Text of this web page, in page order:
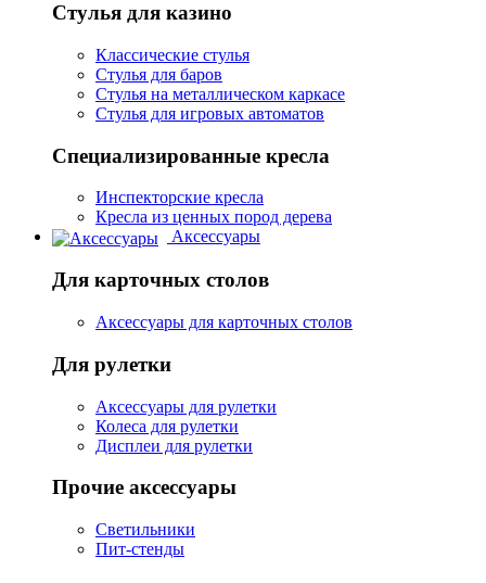
Стулья для казино
Классические стулья
Стулья для баров
Стулья на металлическом каркасе
Стулья для игровых автоматов
Специализированные кресла
Инспекторские кресла
Кресла из ценных пород дерева
Аксессуары
Для карточных столов
Аксессуары для карточных столов
Для рулетки
Аксессуары для рулетки
Колеса для рулетки
Дисплеи для рулетки
Прочие аксессуары
Светильники
Пит-стенды